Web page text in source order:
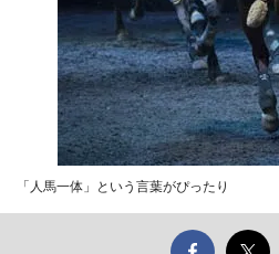
「人馬一体」という言葉がぴったり